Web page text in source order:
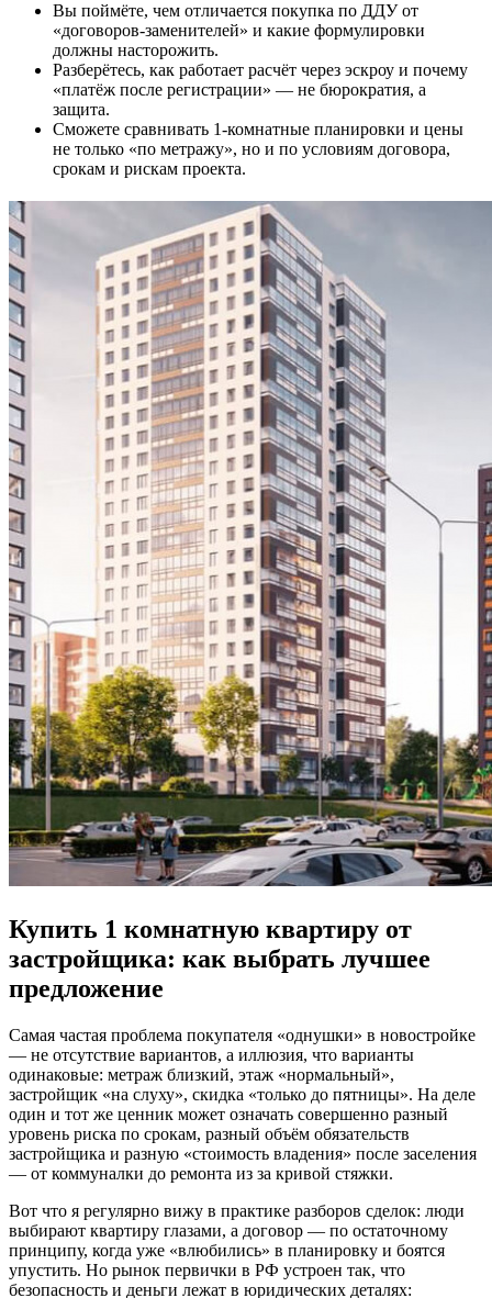
Вы поймёте, чем отличается покупка по ДДУ от
«договоров-заменителей» и какие формулировки
должны насторожить.
Разберётесь, как работает расчёт через эскроу и почему
«платёж после регистрации» — не бюрократия, а
защита.
Сможете сравнивать 1-комнатные планировки и цены
не только «по метражу», но и по условиям договора,
срокам и рискам проекта.
Купить 1 комнатную квартиру от
застройщика: как выбрать лучшее
предложение
Самая частая проблема покупателя «однушки» в новостройке
— не отсутствие вариантов, а иллюзия, что варианты
одинаковые: метраж близкий, этаж «нормальный»,
застройщик «на слуху», скидка «только до пятницы». На деле
один и тот же ценник может означать совершенно разный
уровень риска по срокам, разный объём обязательств
застройщика и разную «стоимость владения» после заселения
— от коммуналки до ремонта из за кривой стяжки.
Вот что я регулярно вижу в практике разборов сделок: люди
выбирают квартиру глазами, а договор — по остаточному
принципу, когда уже «влюбились» в планировку и боятся
упустить. Но рынок первички в РФ устроен так, что
безопасность и деньги лежат в юридических деталях: